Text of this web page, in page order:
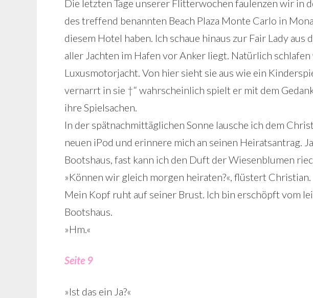
Die letzten Tage unserer Flitterwochen faulenzen wir in
des treffend benannten Beach Plaza Monte Carlo in
diesem Hotel haben. Ich schaue hinaus zur Fair Lady aus
aller Jachten im Hafen vor Anker liegt. Natürlich
Luxusmotorjacht. Von hier sieht sie aus wie ein
vernarrt in sie †“ wahrscheinlich spielt er mit dem
ihre Spielsachen.
In der spätnachmittäglichen Sonne lausche ich dem
neuen iPod und erinnere mich an seinen Heiratsantrag.
Bootshaus, fast kann ich den Duft der Wiesenblumen
»Können wir gleich morgen heiraten?«, flüstert Christian.
Mein Kopf ruht auf seiner Brust. Ich bin erschöpft vom
Bootshaus.
»Hm.«
Seite 9
»Ist das ein Ja?«